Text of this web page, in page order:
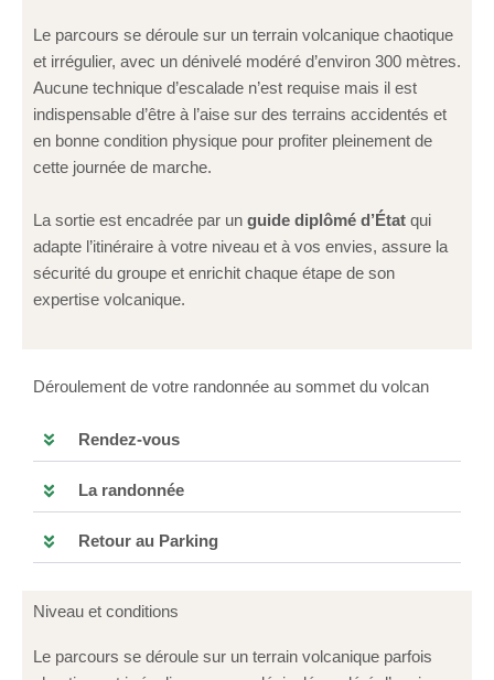
Le parcours se déroule sur un terrain volcanique chaotique
et irrégulier, avec un dénivelé modéré d’environ 300 mètres.
Aucune technique d’escalade n’est requise mais il est
indispensable d’être à l’aise sur des terrains accidentés et
en bonne condition physique pour profiter pleinement de
cette journée de marche.
La sortie est encadrée par un guide diplômé d’État qui
adapte l’itinéraire à votre niveau et à vos envies, assure la
sécurité du groupe et enrichit chaque étape de son
expertise volcanique.
Déroulement de votre randonnée au sommet du volcan
Rendez-vous
La randonnée
Retour au Parking
Niveau et conditions
Le parcours se déroule sur un terrain volcanique parfois